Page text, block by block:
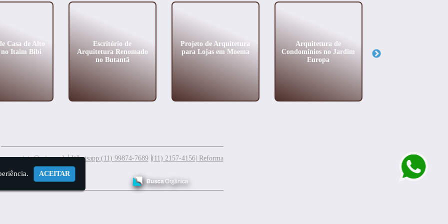
Casa de Alto
no Itaim Bibi
Escritório de
Arquitetura Renomado
no Butantã
Projeto de Arquitetura
para Lojas em Moema
Arquitetura de
Condominios no Jardim
Europa
meuprojeto@mis.arq.br Whatsapp:(11) 99874-7689 (11) 2157-4156| Reforma
ACEITAR